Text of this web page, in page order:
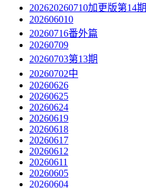
202620260710加更版第14期
202606010
20260716番外篇
20260709
20260703第13期
20260702中
20260626
20260625
20260624
20260619
20260618
20260617
20260612
20260611
20260605
20260604